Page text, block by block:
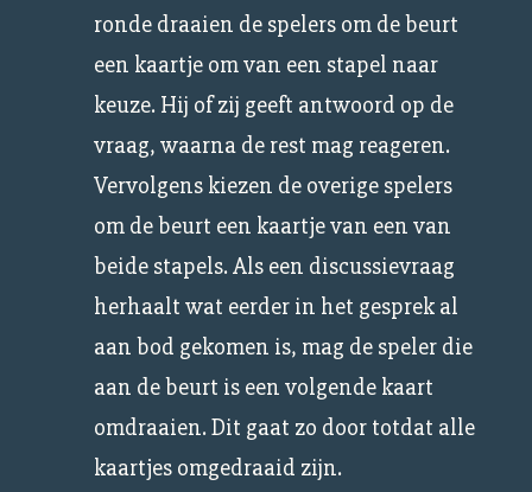
ronde draaien de spelers om de beurt
een kaartje om van een stapel naar
keuze. Hij of zij geeft antwoord op de
vraag, waarna de rest mag reageren.
Vervolgens kiezen de overige spelers
om de beurt een kaartje van een van
beide stapels. Als een discussievraag
herhaalt wat eerder in het gesprek al
aan bod gekomen is, mag de speler die
aan de beurt is een volgende kaart
omdraaien. Dit gaat zo door totdat alle
kaartjes omgedraaid zijn.